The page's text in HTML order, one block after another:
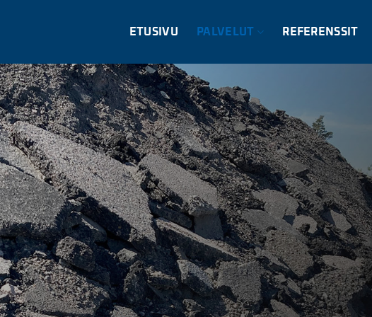
ETUSIVU PALVELUT REFERENSSIT